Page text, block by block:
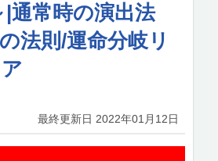
通常時の演出法
法則/運命分岐リ
最終更新日 2022年01月12日